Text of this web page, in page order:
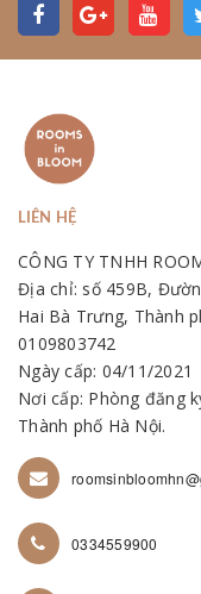
LIÊN HỆ
CÔNG TY TNHH
Địa chỉ: số 459B,
Hai Bà Trưng, Thành
0109803742
Ngày cấp: 04/11/2021
Nơi cấp: Phòng đăng
Thành phố Hà Nội.
0334559900